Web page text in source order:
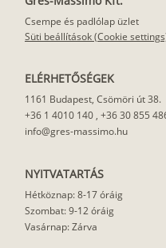
Csempe és padlólap üzlet
Süti beállítások (Cookie
ELÉRHETŐSÉGEK
1161 Budapest, Csömöri út 38.
+36 1 4010 140 , +36 30 855
info@gres-massimo.hu
NYITVATARTÁS
Hétköznap: 8-17 óráig
Szombat: 9-12 óráig
Vasárnap: Zárva